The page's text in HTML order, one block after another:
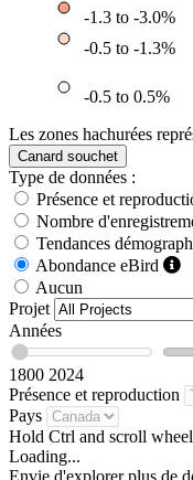
-1.3 to -3.0%
-0.5 to -1.3%
-0.5 to 0.5%
Les zones hachurées
Canard souchet
Type de données :
Présence et
Nombre
Tendances
Abondance eBird
Aucun
Projet
Années
1800 2024
Présence et reproduction
Pays
Hold Ctrl and scroll
Loading...